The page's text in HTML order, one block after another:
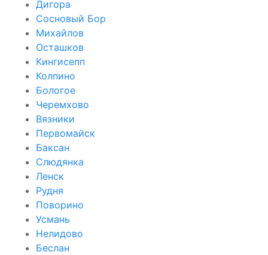
Дигора
Сосновый Бор
Михайлов
Осташков
Кингисепп
Колпино
Бологое
Черемхово
Вязники
Первомайск
Баксан
Слюдянка
Ленск
Рудня
Поворино
Усмань
Нелидово
Беслан